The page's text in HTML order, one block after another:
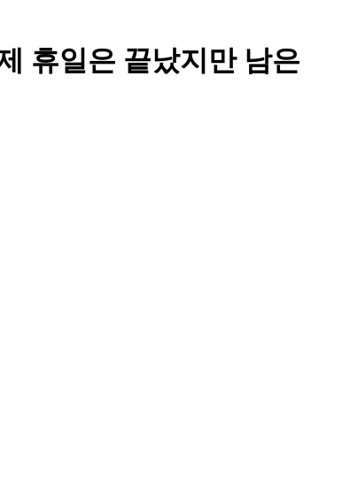
휴일은 끝났지만 남은